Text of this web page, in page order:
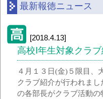
最新報徳ニュース
[2018.4.13]
高校Ⅰ年生対象クラ
４月１３日(金)５限目、
クラブ紹介が行われま
の各部長がクラブ活動